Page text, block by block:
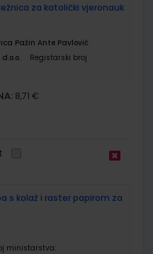
za katolički vjeronauk
Pažin Ante Pavlović
d.o.o.
Registarski broj
8,71 €
s kolaž i raster papirom za
ministarstva: